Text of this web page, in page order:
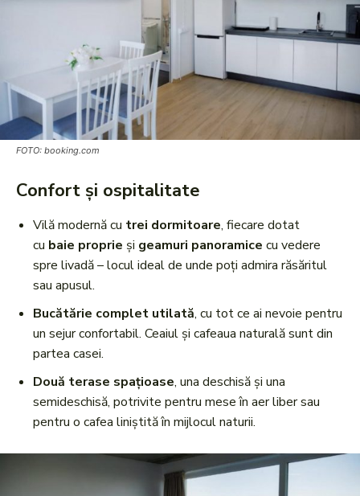
FOTO: booking.com
Confort și ospitalitate
Vilă modernă cu trei dormitoare, fiecare dotat
cu baie proprie și geamuri panoramice cu vedere
spre livadă – locul ideal de unde poți admira răsăritul
sau apusul.
Bucătărie complet utilată, cu tot ce ai nevoie pentru
un sejur confortabil. Ceaiul și cafeaua naturală sunt din
partea casei.
Două terase spațioase, una deschisă și una
semideschisă, potrivite pentru mese în aer liber sau
pentru o cafea liniștită în mijlocul naturii.